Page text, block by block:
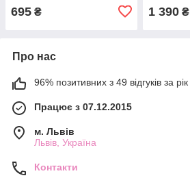
695 ₴ 1 390₴
Про нас
96% позитивних з 49 відгуків за рік
Працює з 07.12.2015
м. Львів
Львів, Україна
Контакти